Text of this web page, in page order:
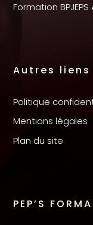
Formation BPJEPS
Autres liens
Politique
Mentions légales
Plan du site
PEP’S